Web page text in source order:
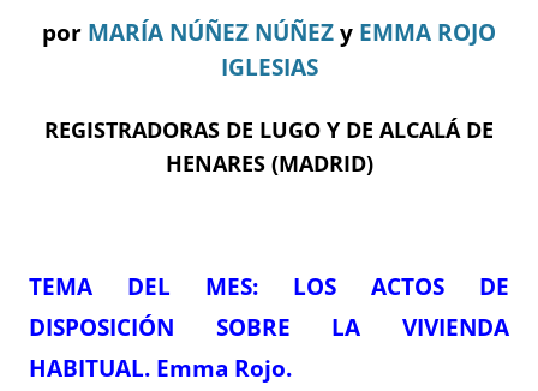
por MARÍA NÚÑEZ NÚÑEZ y EMMA ROJO
IGLESIAS
REGISTRADORAS DE LUGO Y DE ALCALÁ DE
HENARES (MADRID)
TEMA DEL MES: LOS ACTOS DE
DISPOSICIÓN SOBRE LA VIVIENDA
HABITUAL. Emma Rojo.